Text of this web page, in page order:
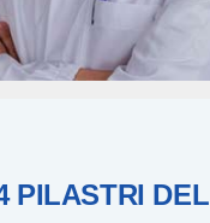
PILASTRI DEL